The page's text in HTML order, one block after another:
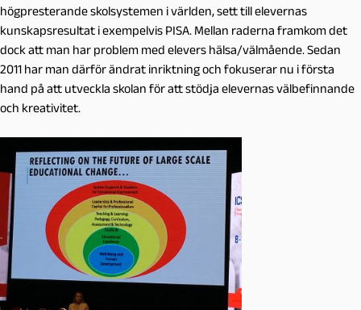
högpresterande skolsystemen i världen, sett till elevernas
kunskapsresultat i exempelvis PISA. Mellan raderna framkom det
dock att man har problem med elevers hälsa/välmående. Sedan
2011 har man därför ändrat inriktning och fokuserar nu i första
hand på att utveckla skolan för att stödja elevernas välbefinnande
och kreativitet.